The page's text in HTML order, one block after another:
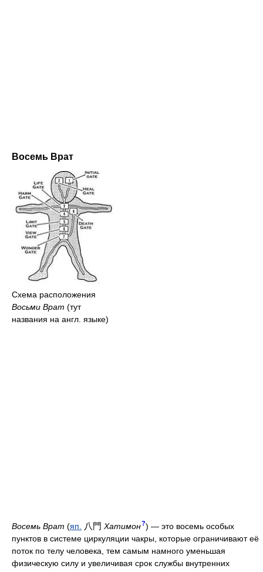
Восемь Врат
Схема расположения
Восьми Врат (тут
названия на англ. языке)
Восемь Врат (яп. 八門 Хатимон?) — это восемь особых
пунктов в системе циркуляции чакры, которые ограничивают её
поток по телу человека, тем самым намного уменьшая
физическую силу и увеличивая срок службы внутренних